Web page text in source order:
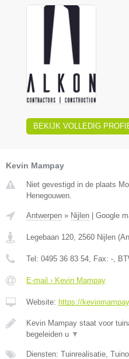
BEKIJK VOLLEDIG
Kevin Mampay
Niet gevestigd in de plaats
Henegouwen.
Antwerpen » Nijlen Google
Legebaan 120 2560 Nijlen (
Tel: 0495 36 83 54 , Fax: - ,
E-mail › Kevin Mampay
Website: https://
Kevin Mampay staat voor
begeleiden u ▼
Diensten: Tuinrealisatie,